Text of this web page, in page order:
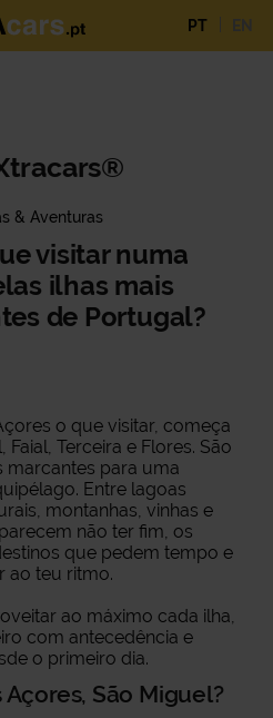
PT
& Aventuras
visitar numa
ilhas mais
de Portugal?
o que visitar, começa
Terceira e Flores. São
marcantes para uma
Entre lagoas
montanhas, vinhas e
não ter fim, os
que pedem tempo e
ao teu ritmo.
ao máximo cada ilha,
com antecedência e
o primeiro dia.
São Miguel?